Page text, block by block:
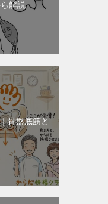
解説
骨盤底筋と